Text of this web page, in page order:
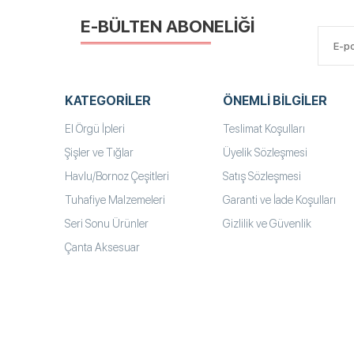
E-BÜLTEN ABONELİĞİ
KATEGORILER
El Örgü İpleri
Şişler ve Tığlar
Havlu/Bornoz Çeşitleri
Tuhafiye Malzemeleri
Seri Sonu Ürünler
Çanta Aksesuar
ÖNEMLI BILGILER
Teslimat Koşulları
Üyelik Sözleşmesi
Satış Sözleşmesi
Garanti ve İade Koşulları
Gizlilik ve Güvenlik